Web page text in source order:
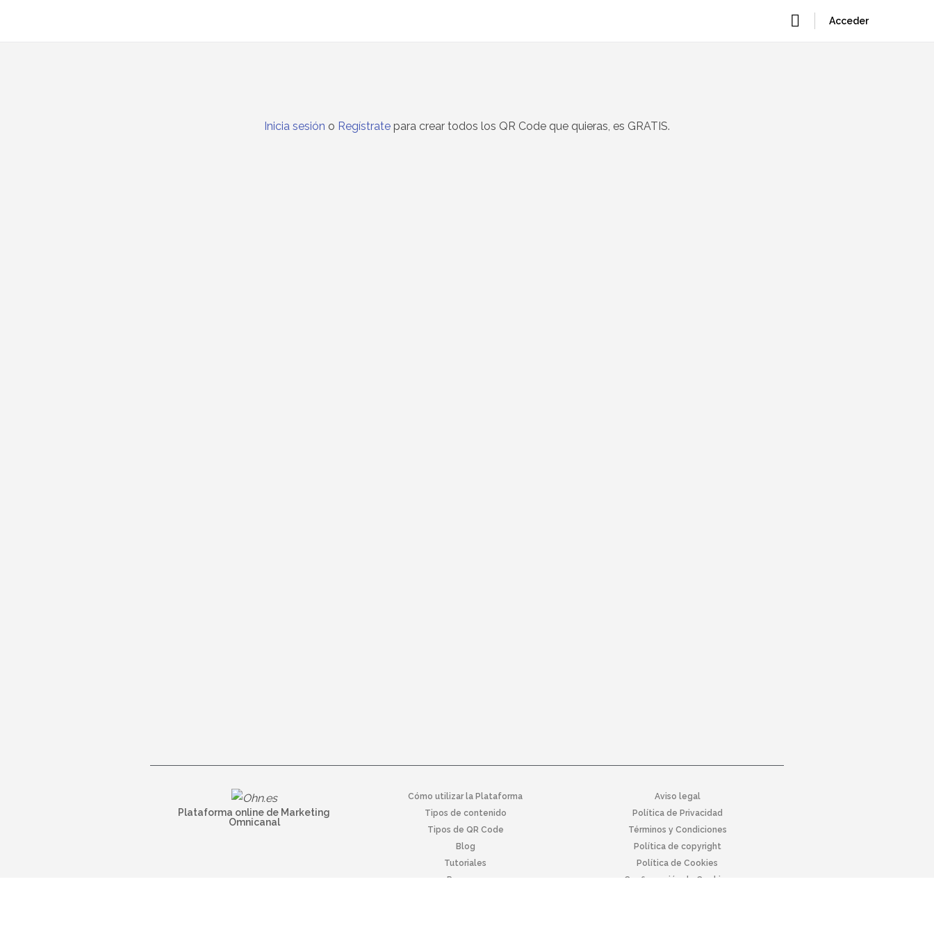
Acceder
Inicia sesión o Regístrate para crear todos los QR Code que quieras, es GRATIS.
Plataforma online de Marketing
Omnicanal
Cómo utilizar la Plataforma
Tipos de contenido
Tipos de QR Code
Blog
Tutoriales
Recursos
Aviso legal
Política de Privacidad
Términos y Condiciones
Política de copyright
Política de Cookies
Configuración de Cookies